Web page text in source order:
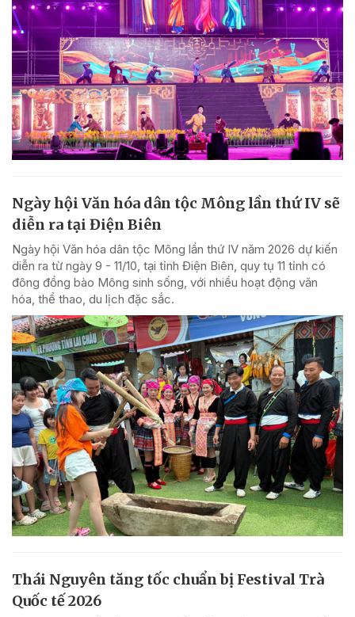
Ngày hội Văn hóa dân tộc Mông lần thứ IV sẽ
diễn ra tại Điện Biên
Ngày hội Văn hóa dân tộc Mông lần thứ IV năm 2026 dự kiến
diễn ra từ ngày 9 - 11/10, tại tỉnh Điện Biên, quy tụ 11 tỉnh có
đông đồng bào Mông sinh sống, với nhiều hoạt động văn
hóa, thể thao, du lịch đặc sắc.
Thái Nguyên tăng tốc chuẩn bị Festival Trà
Quốc tế 2026